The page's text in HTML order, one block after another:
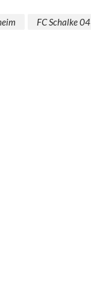
FC Schalke 04